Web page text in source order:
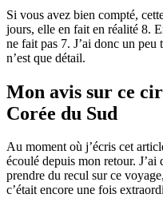
Si vous avez bien compté,
jours, elle en fait en réalité 8.
ne fait pas 7. J’ai donc un
n’est que détail.
Mon avis sur ce
Corée du Sud
Au moment où j’écris cet
écoulé depuis mon retour.
prendre du recul sur ce
c’était encore une fois